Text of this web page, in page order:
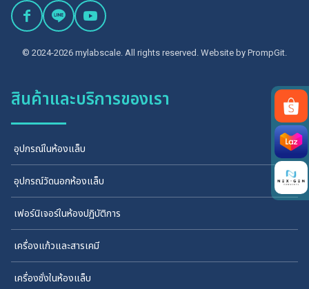
for:
© 2024-2026 mylabscale. All rights reserved. Website by PrompGit.
สินค้าและบริการของเรา
อุปกรณ์ในห้องแล็บ
อุปกรณ์วัดนอกห้องแล็บ
เฟอร์นิเจอร์ในห้องปฏิบัติการ
เครื่องแก้วและสารเคมี
เครื่องชั่งในห้องแล็บ